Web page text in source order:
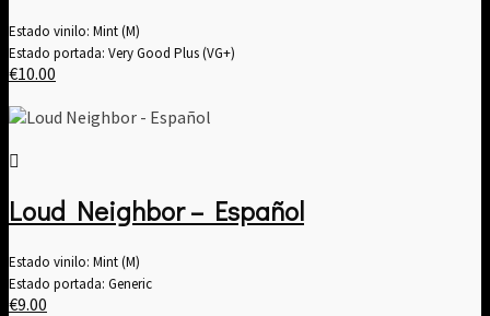
Estado vinilo: Mint (M)
Estado portada: Very Good Plus (VG+)
€10.00
Loud Neighbor – Español
Estado vinilo: Mint (M)
Estado portada: Generic
€9.00